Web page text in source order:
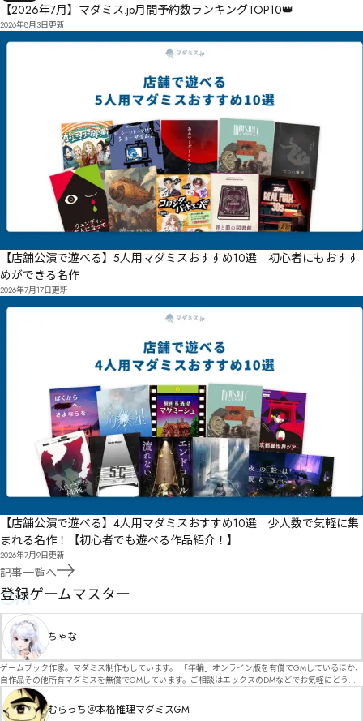
【2026年7月】マダミス.jp月間予約数ランキングTOP10👑
2026年8月3日更新
【店舗公演で遊べる】5人用マダミスおすすめ10選｜初心者にもおすす
めができる名作
2026年7月17日更新
【店舗公演で遊べる】4人用マダミスおすすめ10選｜少人数で気軽に集
まれる名作！【初心者でも遊べる作品紹介！】
2026年7月9日更新
記事一覧へ
GM
登録ゲームマスター
ちゃな
ゲームブック作家。マダミス制作もしています。 「年輪」オンライン版を有償でGMしているほか、
自作品その他所有マダミスを無償でGMしています。ご相談はエックスのDMなどでお気軽にどう
ぞ。
むらっち＠本格推理マダミスGM